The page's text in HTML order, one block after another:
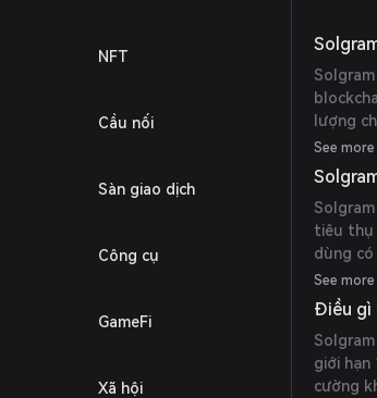
NFT
Cầu nối
Sàn giao dịch
Công cụ
GameFi
Xã hội
lượng
nghiệm
See more
tiêu thụ
dùng
staking
See more
Điều gì
giới
cường